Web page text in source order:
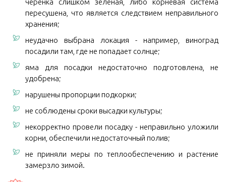
черенка слишком зеленая, либо корневая система
пересушена, что является следствием неправильного
хранения;
неудачно выбрана локация - например, виноград
посадили там, где не попадает солнце;
яма для посадки недостаточно подготовлена, не
удобрена;
нарушены пропорции подкорки;
не соблюдены сроки высадки культуры;
некорректно провели посадку - неправильно уложили
корни, обеспечили недостаточный полив;
не приняли меры по теплообеспечению и растение
замерзло зимой.